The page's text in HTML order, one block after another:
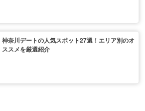
神奈川デートの人気スポット27選！エリア別のオ
ススメを厳選紹介